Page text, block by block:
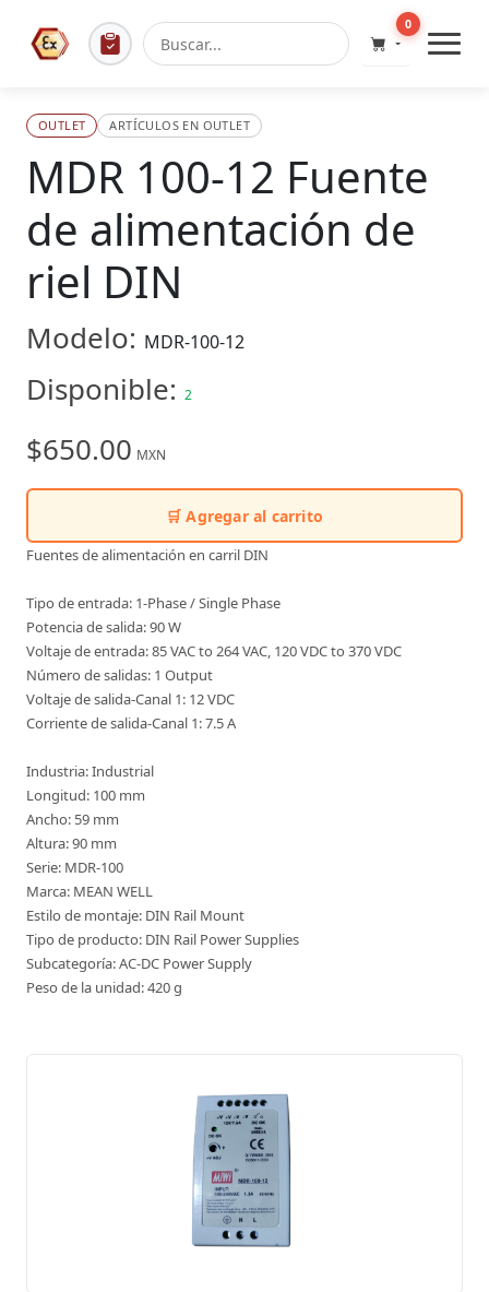
0
OUTLET ARTÍCULOS EN OUTLET
MDR 100-12 Fuente
de alimentación de
riel DIN
Modelo: MDR-100-12
Disponible: 2
$650.00 MXN
🛒 Agregar al carrito
Fuentes de alimentación en carril DIN
Tipo de entrada: 1-Phase / Single Phase
Potencia de salida: 90 W
Voltaje de entrada: 85 VAC to 264 VAC, 120 VDC to 370 VDC
Número de salidas: 1 Output
Voltaje de salida-Canal 1: 12 VDC
Corriente de salida-Canal 1: 7.5 A
Industria: Industrial
Longitud: 100 mm
Ancho: 59 mm
Altura: 90 mm
Serie: MDR-100
Marca: MEAN WELL
Estilo de montaje: DIN Rail Mount
Tipo de producto: DIN Rail Power Supplies
Subcategoría: AC-DC Power Supply
Peso de la unidad: 420 g